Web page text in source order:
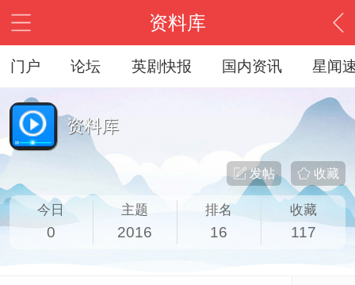
资料库
门户 论坛 英剧快报 国内资讯 星闻
资料库
收藏
发帖
今日
0
主题
2016
排名
16
收藏
117